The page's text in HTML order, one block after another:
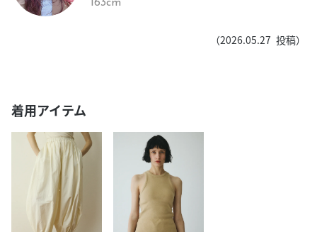
163cm
（2026.05.27 投稿）
着用アイテム